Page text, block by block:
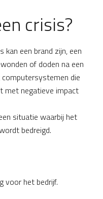
crisis?
kan een brand zijn, een
of doden na een
die
met negatieve impact
situatie waarbij het
bedreigd.
voor het bedrijf.